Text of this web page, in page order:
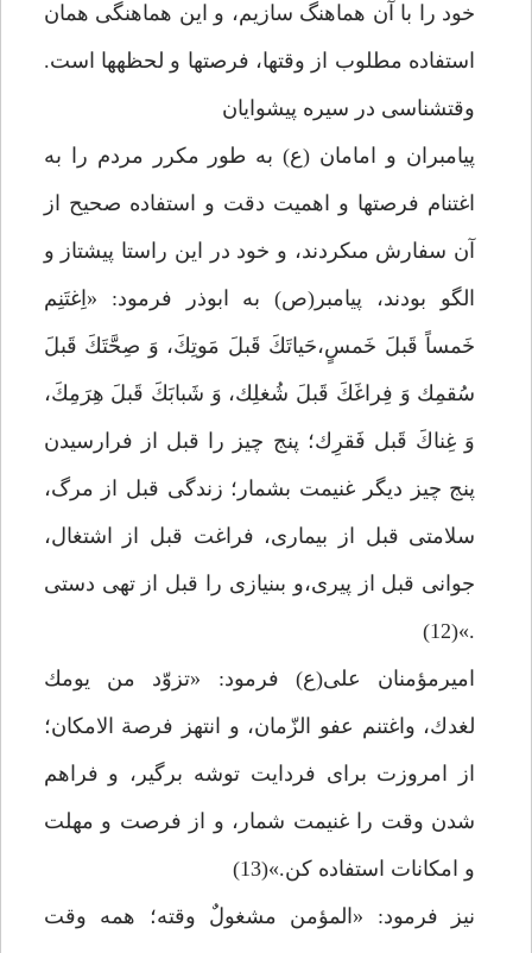
خود را با آن هماهنگ سازيم، و اين هماهنگى همان
استفاده مطلوب از وقت‏ها، فرصت‏ها و لحظه‏ها است.
وقت‏شناسى در سيره پيشوايان‏
پيامبران و امامان (ع) به طور مكرر مردم را به
اغتنام فرصت‏ها و اهميت دقت و استفاده صحيح از
آن سفارش مى‏كردند، و خود در اين راستا پيشتاز و
الگو بودند، پيامبر(ص) به ابوذر فرمود: «اِغتَنِم
خَمساً قَبلَ خَمسٍ،حَياتَكَ قَبلَ مَوتِكَ، وَ صِحَّتَكَ قَبلَ
سُقمِك وَ فِراغَكَ قَبلَ شُغلِك، وَ شَبابَكَ قَبلَ هِرَمِكَ،
وَ غِناكَ قَبل فَقرِك؛ پنج چيز را قبل از فرارسيدن
پنج چيز ديگر غنيمت بشمار؛ زندگى قبل از مرگ،
سلامتى قبل از بيمارى، فراغت قبل از اشتغال،
جوانى قبل از پيرى،و بى‏نيازى را قبل از تهى دستى
.»(12)
اميرمؤمنان على(ع) فرمود: «تزوّد من يومك
لغدك، واغتنم عفو الزّمان، و انتهز فرصة الامكان؛
از امروزت براى فردايت توشه برگير، و فراهم
شدن وقت را غنيمت شمار، و از فرصت و مهلت
و امكانات استفاده كن.»(13)
نيز فرمود: «المؤمن مشغولٌ وقته؛ همه وقت